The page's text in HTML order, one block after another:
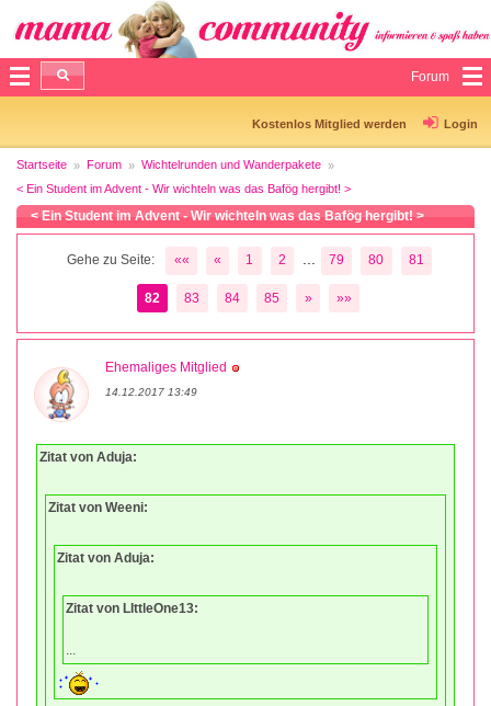
Forum
Kostenlos Mitglied werden Login
Startseite Forum
Wichtelrunden und Wanderpakete
< Ein Student im Advent - Wir wichteln was das Bafög hergibt! >
< Ein Student im Advent - Wir wichteln was das Bafög hergibt! >
Gehe zu Seite: «« « 1 2 79 80 81
82 83 84 85 » »»
Ehemaliges Mitglied
14.12.2017 13:49
Zitat von Aduja:
Zitat von Weeni:
Zitat von Aduja:
Zitat von LIttleOne13:
...